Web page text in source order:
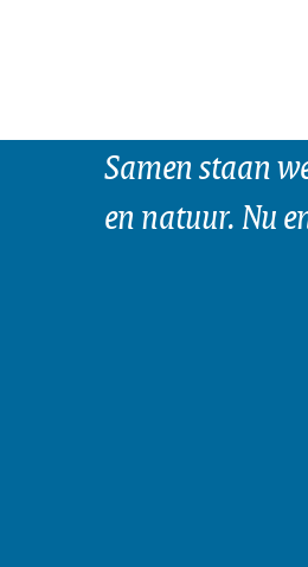
Samen staan
en natuur. Nu